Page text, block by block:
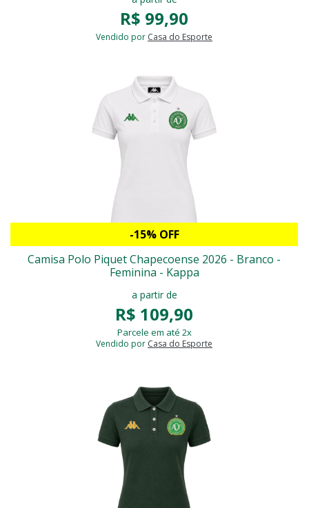
R$ 99,90
Vendido por Casa do Esporte
-15% OFF
Camisa Polo Piquet Chapecoense 2026 - Branco -
Feminina - Kappa
a partir de
R$ 109,90
Parcele em até 2x
Vendido por Casa do Esporte